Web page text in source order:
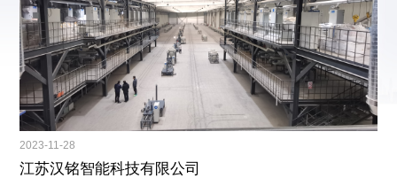
2023-11-28
江苏汉铭智能科技有限公司